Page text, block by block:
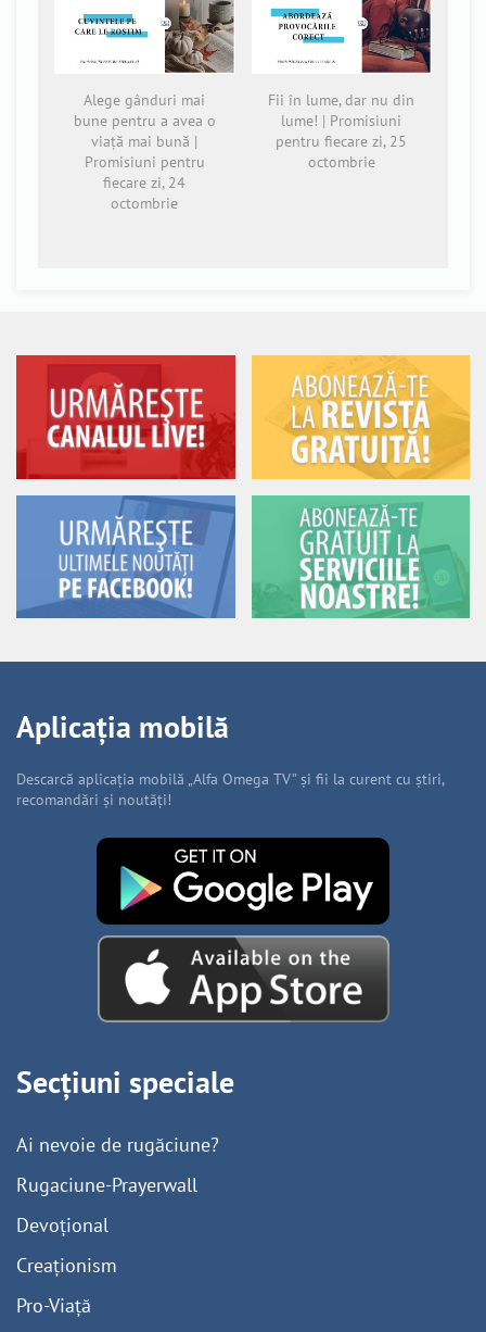
Alege gânduri mai
bune pentru a avea o
viață mai bună |
Promisiuni pentru
fiecare zi, 24
octombrie
Fii în lume, dar nu din
lume! | Promisiuni
pentru fiecare zi, 25
octombrie
Aplicația mobilă
Descarcă aplicația mobilă „Alfa Omega TV” și fii la curent cu știri,
recomandări și noutăți!
Secțiuni speciale
Ai nevoie de rugăciune?
Rugaciune-Prayerwall
Devoțional
Creaționism
Pro-Viață